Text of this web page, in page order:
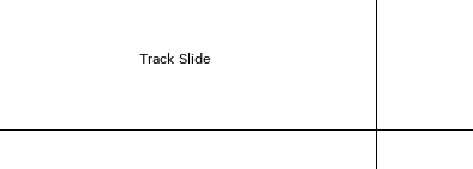
Track Slide